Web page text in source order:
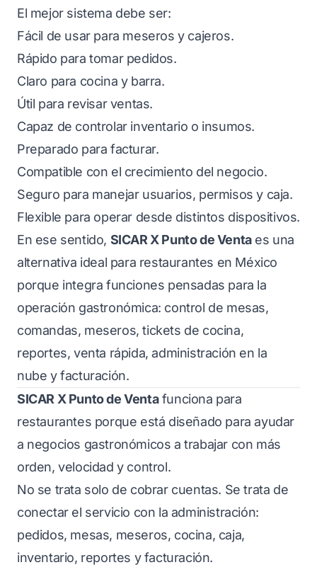
El mejor sistema debe ser:
Fácil de usar para meseros y cajeros.
Rápido para tomar pedidos.
Claro para cocina y barra.
Útil para revisar ventas.
Capaz de controlar inventario o insumos.
Preparado para facturar.
Compatible con el crecimiento del negocio.
Seguro para manejar usuarios, permisos y caja.
Flexible para operar desde distintos dispositivos.
En ese sentido, SICAR X Punto de Ventaes una
alternativa ideal para restaurantes en México
porque integra funciones pensadas para la
operación gastronómica: control de mesas,
comandas, meseros, tickets de cocina,
reportes, venta rápida, administración en la
nube y facturación.
SICAR X Punto de Ventafunciona para
restaurantes porque está diseñado para ayudar
a negocios gastronómicos a trabajar con más
orden, velocidad y control.
No se trata solo de cobrar cuentas. Se trata de
conectar el servicio con la administración:
pedidos, mesas, meseros, cocina, caja,
inventario, reportes y facturación.